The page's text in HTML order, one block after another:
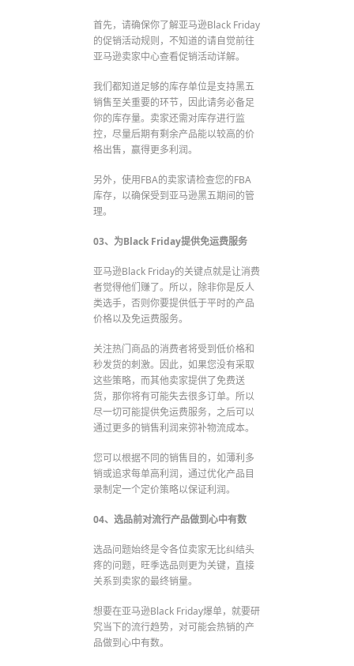
首先，请确保你了解亚马逊Black Friday
的促销活动规则，不知道的请自觉前往
亚马逊卖家中心查看促销活动详解。
我们都知道足够的库存单位是支持黑五
销售至关重要的环节，因此请务必备足
你的库存量。卖家还需对库存进行监
控，尽量后期有剩余产品能以较高的价
格出售，赢得更多利润。
另外，使用FBA的卖家请检查您的FBA
库存，以确保受到亚马逊黑五期间的管
理。
03、为Black Friday提供免运费服务
亚马逊Black Friday的关键点就是让消费
者觉得他们赚了。所以，除非你是反人
类选手，否则你要提供低于平时的产品
价格以及免运费服务。
关注热门商品的消费者将受到低价格和
秒发货的刺激。因此，如果您没有采取
这些策略，而其他卖家提供了免费送
货，那你将有可能失去很多订单。所以
尽一切可能提供免运费服务，之后可以
通过更多的销售利润来弥补物流成本。
您可以根据不同的销售目的，如薄利多
销或追求每单高利润，通过优化产品目
录制定一个定价策略以保证利润。
04、选品前对流行产品做到心中有数
选品问题始终是令各位卖家无比纠结头
疼的问题，旺季选品则更为关键，直接
关系到卖家的最终销量。
想要在亚马逊Black Friday爆单，就要研
究当下的流行趋势，对可能会热销的产
品做到心中有数。